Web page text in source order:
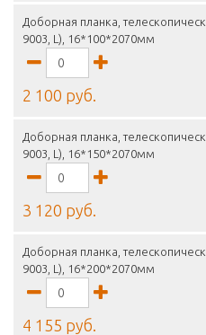
Доборная планка,
9003, L), 16*100*2070мм
2 100 руб.
Доборная планка,
9003, L), 16*150*2070мм
3 120 руб.
Доборная планка,
9003, L), 16*200*2070мм
4 155 руб.